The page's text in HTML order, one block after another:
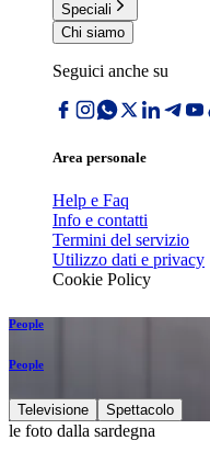
Speciali
Chi siamo
Seguici anche su
Area personale
Help e Faq
Info e contatti
Termini del servizio
Utilizzo dati e privacy
Cookie Policy
People
People
Televisione Spettacolo
le foto dalla sardegna